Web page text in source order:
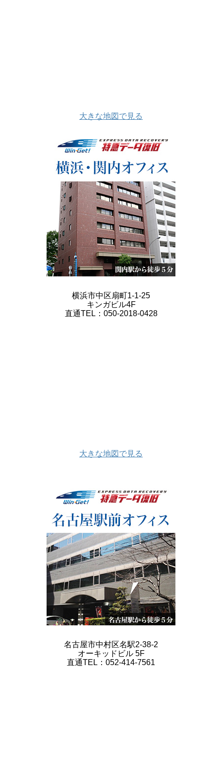
大きな地図で見る
横浜市中区扇町1-1-25
キンガビル4F
直通TEL：050-2018-0428
大きな地図で見る
名古屋市中村区名駅2-38-2
オーキッドビル 5F
直通TEL：052-414-7561